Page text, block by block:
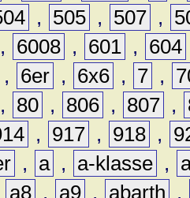
, 505 , 507 ,
, 6008 , 601 , 604
, 6er , 6x6 , 7 ,
, 80 , 806 , 807 ,
, 917 , 918 ,
, a , a-klasse ,
a8 , a9 , abarth
,